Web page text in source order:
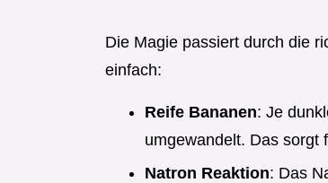
Die Magie passiert durch die
einfach:
Reife Bananen: Je
umgewandelt. Das sorgt
Natron Reaktion: Das